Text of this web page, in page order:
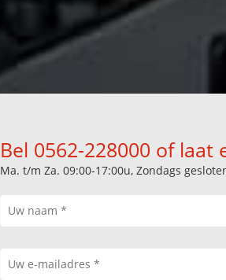
Bel 0562-228000 of
Ma. t/m Za. 09:00-17:00u, Zondags